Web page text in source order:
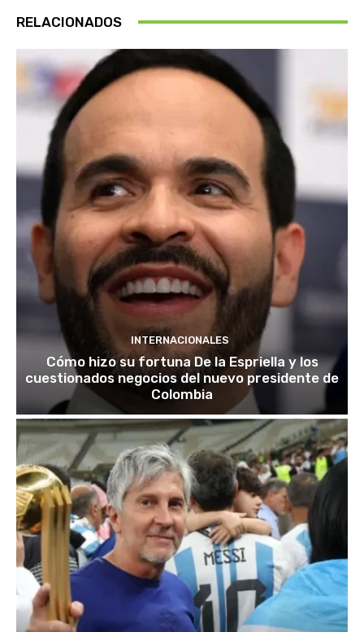
RELACIONADOS
INTERNACIONALES
Cómo hizo su fortuna De la Espriella y los
cuestionados negocios del nuevo presidente de
Colombia